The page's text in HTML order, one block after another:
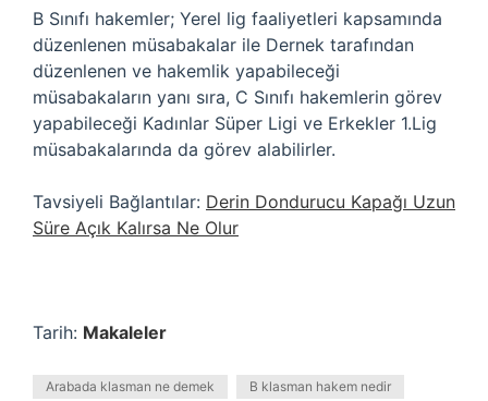
B Sınıfı hakemler; Yerel lig faaliyetleri kapsamında
düzenlenen müsabakalar ile Dernek tarafından
düzenlenen ve hakemlik yapabileceği
müsabakaların yanı sıra, C Sınıfı hakemlerin görev
yapabileceği Kadınlar Süper Ligi ve Erkekler 1.Lig
müsabakalarında da görev alabilirler.
Tavsiyeli Bağlantılar: Derin Dondurucu Kapağı Uzun
Süre Açık Kalırsa Ne Olur
Tarih: Makaleler
Arabada klasman ne demek B klasman hakem nedir